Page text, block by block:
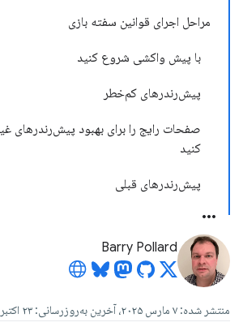
مراحل اجرای قوانین سفته بازی
با پیش واکشی شروع کنید
پیش‌رندرهای کم‌خطر
صفحات رایج را برای بهبود پیش‌رندرهای
کنید
پیش‌رندرهای قبلی
Barry Pollard
منتشر شده: ۷ مارس ۲۰۲۵، آخرین به‌روزرسانی: ۲۳ اکتبر ۲۰۲۵